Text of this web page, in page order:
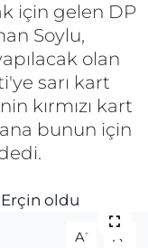
için gelen DP
Soylu,
olan
sarı kart
kırmızı kart
bunun için
A- A